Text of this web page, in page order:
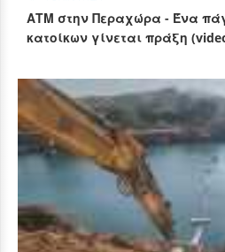
ΑΤΜ στην Περαχώρα - Ένα
κατοίκων γίνεται πράξη